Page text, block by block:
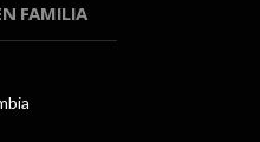
FAMILIA